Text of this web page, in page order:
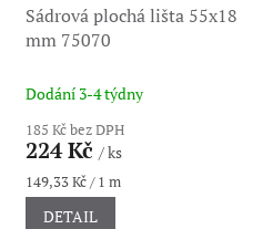
Sádrová plochá lišta 55x18
mm 75070
Dodání 3-4 týdny
185 Kč bez DPH
224 Kč / ks
Měrná
cena:
149,33 Kč / 1 m
DETAIL